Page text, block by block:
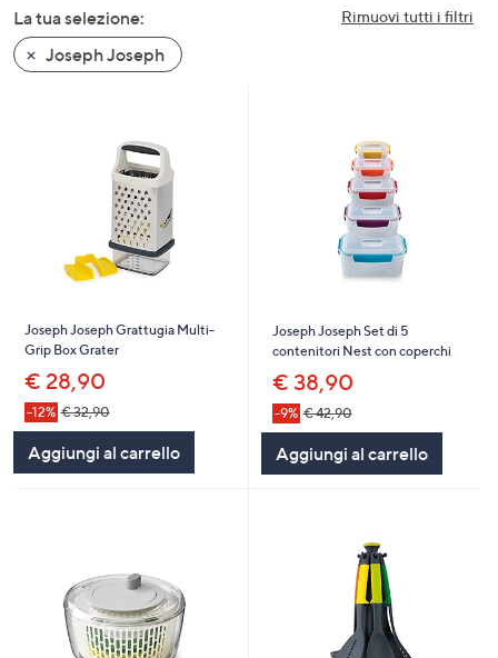
a
destra
sui
Rimuovi tutti i filtri
La tua selezione:
Joseph Joseph
Joseph Joseph Grattugia Multi-
Grip Box Grater
€ 28,90
-12% € 32,90
Aggiungi al carrello
Joseph Joseph Set di 5
contenitori Nest con coperchi
€ 38,90
-9% € 42,90
Aggiungi al carrello